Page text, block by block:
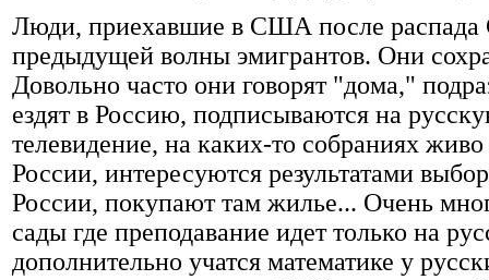
Люди, приехавшие в США после распада
предыдущей волны эмигрантов. Они
Довольно часто они говорят "дома,"
ездят в Россию, подписываются на
телевидение, на каких-то собраниях
России, интересуются результатами
России, покупают там жилье... Очень
сады где преподавание идет только на
дополнительно учатся математике у